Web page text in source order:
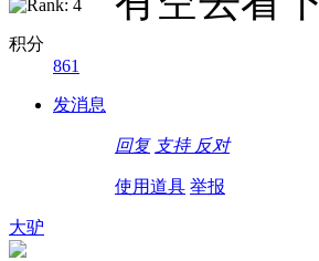
积分
861
发消息
回复 支持 反对
使用道具 举报
大驴